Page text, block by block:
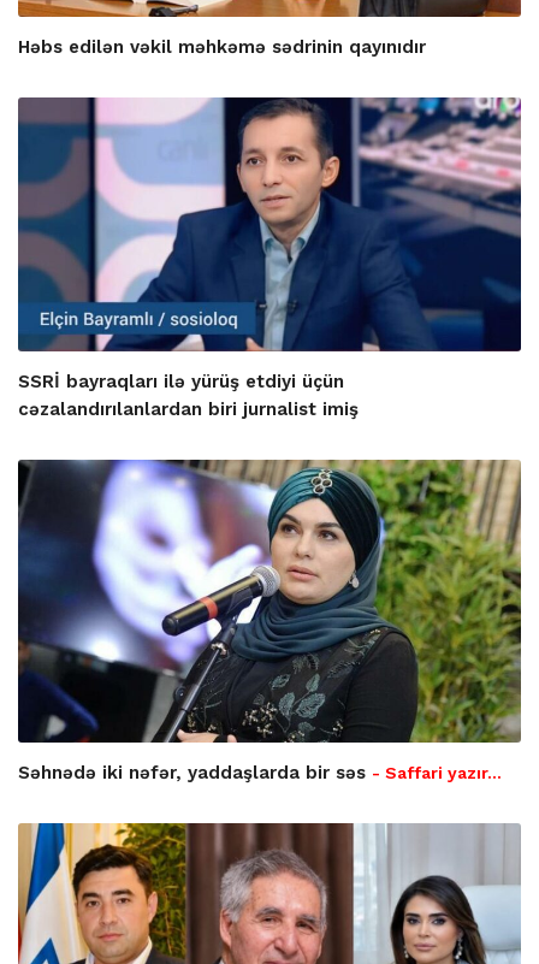
Həbs edilən vəkil məhkəmə sədrinin qayınıdır
SSRİ bayraqları ilə yürüş etdiyi üçün
cəzalandırılanlardan biri jurnalist imiş
Səhnədə iki nəfər, yaddaşlarda bir səs - Saffari yazır…